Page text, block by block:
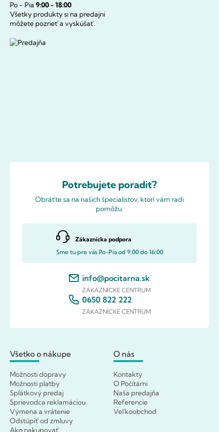
Po - Pia 9:00 - 18:00
Všetky produkty si na predajni
môžete pozrieť a vyskúšať.
Potrebujete poradiť?
Obráťte sa na našich špecialistov, ktorí vám radi
pomôžu.
Zákaznícka podpora
Sme tu pre vás Po-Pia od 9:00 do 16:00
info@pocitarna.sk
ZÁKAZNÍCKE CENTRUM
0650 822 222
ZÁKAZNÍCKE CENTRUM
Všetko o nákupe
Možnosti dopravy
Možnosti platby
Splátkový predaj
Sprievodca reklamáciou
Výmena a vrátenie
Odstúpiť od zmluvy
O nás
Kontakty
O Počítárni
Naša predajňa
Referencie
Veľkoobchod